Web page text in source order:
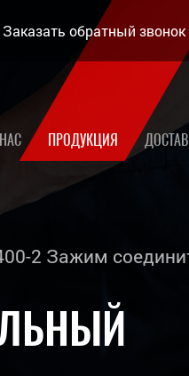
Заказать обратный звонок
ПРОДУКЦИЯ
2 Зажим